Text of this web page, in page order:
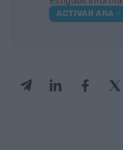
ACTIVAR ARA